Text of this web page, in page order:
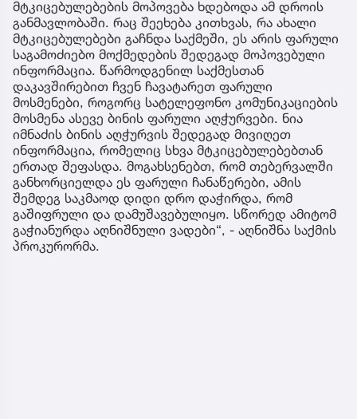
მტკიცებულებების მოპოვება ხდებოდა ამ დროის
განმავლობაში. რაც შეეხება კითხვას, რა ახალი
მტკიცებულებები გაჩნდა საქმეში, ეს არის ფარული
საგამოძიებო მოქმედების შედეგად მოპოვებული
ინფორმაცია. წარმოდგენილ საქმესთან
დაკავშირებით ჩვენ ჩავატარეთ ფარული
მოსმენები, როგორც სატელეფონო კომუნიკაციების
მოსმენა ასევე ბინის ფარული აღჭურვები. ნია
იმნაძის ბინის აღჭურვის შედეგად მივიღეთ
ინფორმაცია, რომელიც სხვა მტკიცებულებებთან
ერთად შეფასდა. მოგახსენებთ, რომ თებერვალში
განხორციელდა ეს ფარული ჩანაწერები, ამის
შემდეგ საკმაოდ დიდი დრო დაჭირდა, რომ
გაშიფრული და დამუშავებულიყო. სწორედ ამიტომ
გაჭიანურდა აღნიშნული ვადები“, - აღნიშნა საქმის
პროკურორმა.